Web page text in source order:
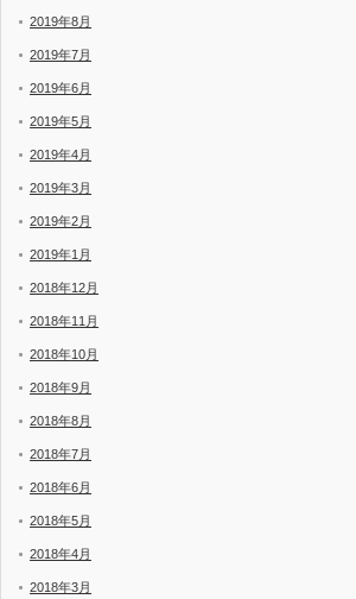
2019年8月
2019年7月
2019年6月
2019年5月
2019年4月
2019年3月
2019年2月
2019年1月
2018年12月
2018年11月
2018年10月
2018年9月
2018年8月
2018年7月
2018年6月
2018年5月
2018年4月
2018年3月